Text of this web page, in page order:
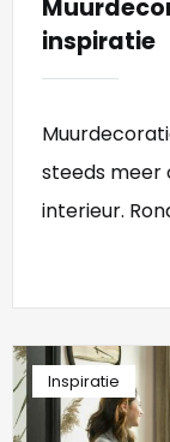
inspiratie
steeds meer
interieur.
Inspiratie